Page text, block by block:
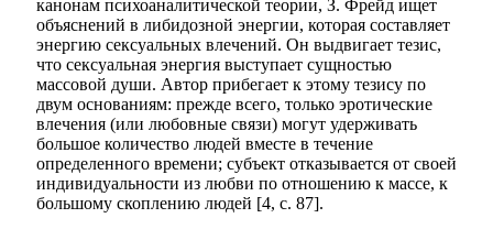
канонам психоаналитической теории, З. Фрейд ищет
объяснений в либидозной энергии, которая составляет
энергию сексуальных влечений. Он выдвигает тезис,
что сексуальная энергия выступает сущностью
массовой души. Автор прибегает к этому тезису по
двум основаниям: прежде всего, только эротические
влечения (или любовные связи) могут удерживать
большое количество людей вместе в течение
определенного времени; субъект отказывается от своей
индивидуальности из любви по отношению к массе, к
большому скоплению людей [4, с. 87].